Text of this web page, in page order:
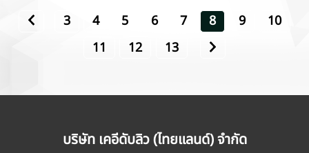
3 4 5 6 7 8 9
10
11
12 13
บริษัท เคอีดับลิว (ไทยแลนด์) จำกัด